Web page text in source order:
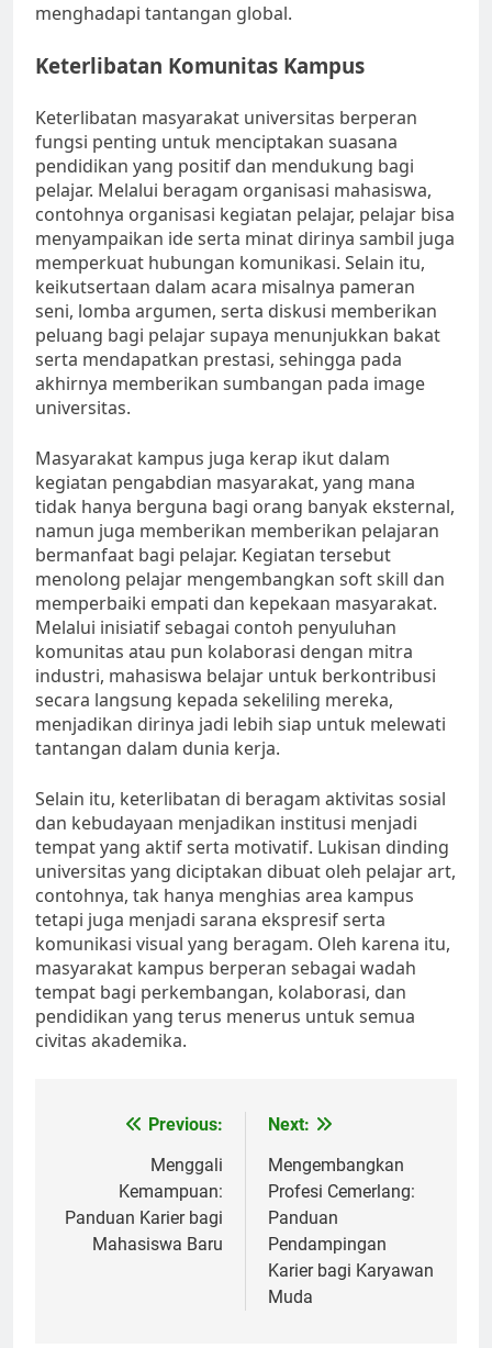
menghadapi tantangan global.
Keterlibatan Komunitas Kampus
Keterlibatan masyarakat universitas berperan
fungsi penting untuk menciptakan suasana
pendidikan yang positif dan mendukung bagi
pelajar. Melalui beragam organisasi mahasiswa,
contohnya organisasi kegiatan pelajar, pelajar bisa
menyampaikan ide serta minat dirinya sambil juga
memperkuat hubungan komunikasi. Selain itu,
keikutsertaan dalam acara misalnya pameran
seni, lomba argumen, serta diskusi memberikan
peluang bagi pelajar supaya menunjukkan bakat
serta mendapatkan prestasi, sehingga pada
akhirnya memberikan sumbangan pada image
universitas.
Masyarakat kampus juga kerap ikut dalam
kegiatan pengabdian masyarakat, yang mana
tidak hanya berguna bagi orang banyak eksternal,
namun juga memberikan memberikan pelajaran
bermanfaat bagi pelajar. Kegiatan tersebut
menolong pelajar mengembangkan soft skill dan
memperbaiki empati dan kepekaan masyarakat.
Melalui inisiatif sebagai contoh penyuluhan
komunitas atau pun kolaborasi dengan mitra
industri, mahasiswa belajar untuk berkontribusi
secara langsung kepada sekeliling mereka,
menjadikan dirinya jadi lebih siap untuk melewati
tantangan dalam dunia kerja.
Selain itu, keterlibatan di beragam aktivitas sosial
dan kebudayaan menjadikan institusi menjadi
tempat yang aktif serta motivatif. Lukisan dinding
universitas yang diciptakan dibuat oleh pelajar art,
contohnya, tak hanya menghias area kampus
tetapi juga menjadi sarana ekspresif serta
komunikasi visual yang beragam. Oleh karena itu,
masyarakat kampus berperan sebagai wadah
tempat bagi perkembangan, kolaborasi, dan
pendidikan yang terus menerus untuk semua
civitas akademika.
navigation
Previous:
Menggali
Kemampuan:
Panduan Karier bagi
Mahasiswa Baru
Next:
Mengembangkan
Profesi Cemerlang:
Panduan
Pendampingan
Karier bagi Karyawan
Muda